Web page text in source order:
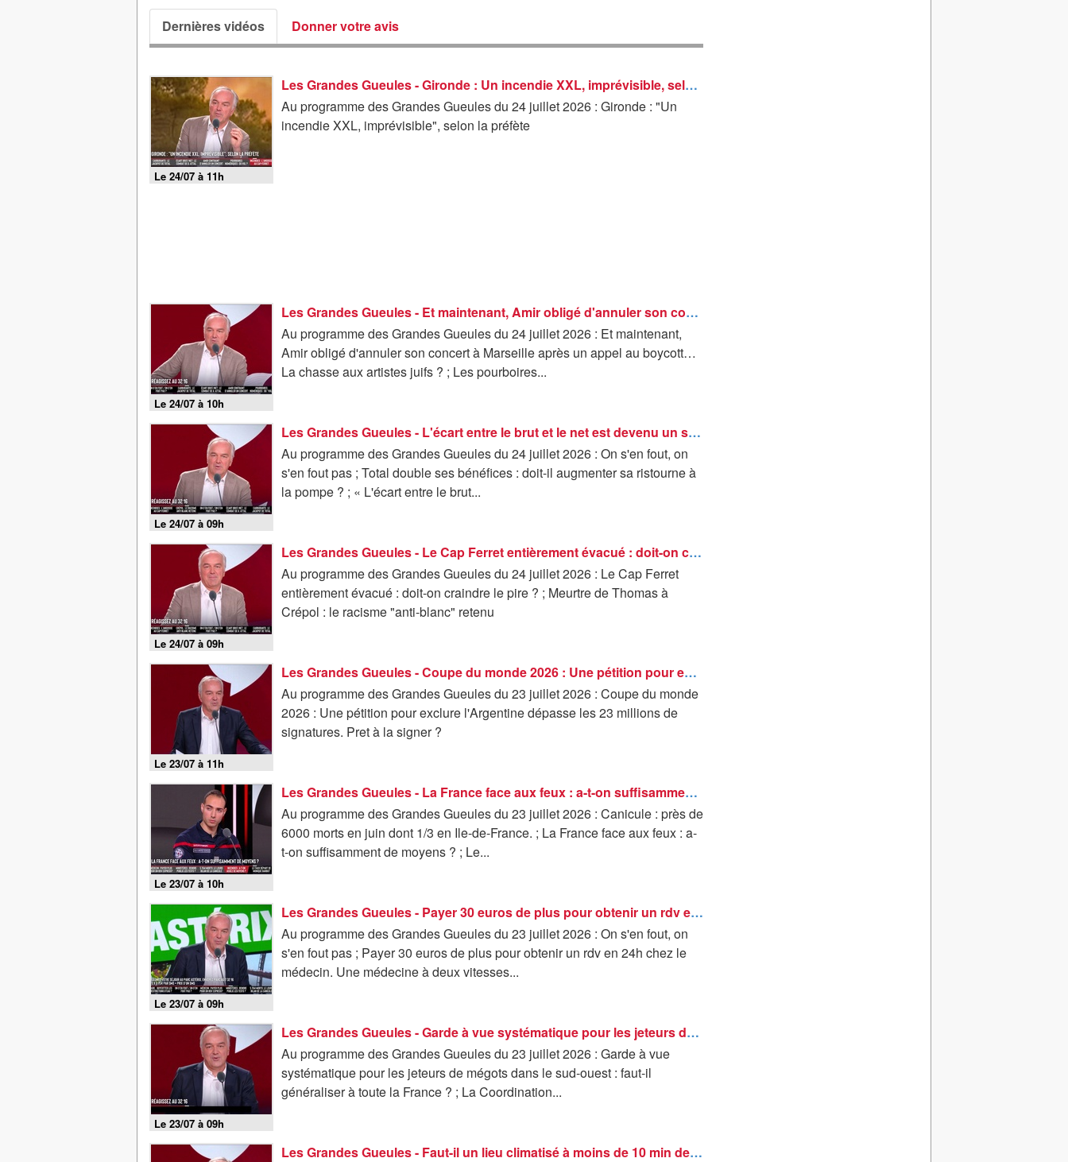
Dernières vidéos Donner votre avis
Le 24/07 à 11h
Les Grandes Gueules - Gironde : Un incendie XXL, imprévisible, selon la préfète
Au programme des Grandes Gueules du 24 juillet 2026 : Gironde : "Un
incendie XXL, imprévisible", selon la préfète
Le 24/07 à 10h
Les Grandes Gueules - Et maintenant, Amir obligé d'annuler son concert à Marseille après un appel au boycott… La chasse aux artistes juifs ?
Au programme des Grandes Gueules du 24 juillet 2026 : Et maintenant,
Amir obligé d'annuler son concert à Marseille après un appel au boycott…
La chasse aux artistes juifs ? ; Les pourboires...
Le 24/07 à 09h
Les Grandes Gueules - L'écart entre le brut et le net est devenu un scandale français : d'accord ou pas avec Gabriel Attal ?
Au programme des Grandes Gueules du 24 juillet 2026 : On s'en fout, on
s'en fout pas ; Total double ses bénéfices : doit-il augmenter sa ristourne à
la pompe ? ; « L'écart entre le brut...
Le 24/07 à 09h
Les Grandes Gueules - Le Cap Ferret entièrement évacué : doit-on craindre le pire ?
Au programme des Grandes Gueules du 24 juillet 2026 : Le Cap Ferret
entièrement évacué : doit-on craindre le pire ? ; Meurtre de Thomas à
Crépol : le racisme "anti-blanc" retenu
Le 23/07 à 11h
Les Grandes Gueules - Coupe du monde 2026 : Une pétition pour exclure l'Argentine dépasse les 23 millions de signatures. Pret à la signer ?
Au programme des Grandes Gueules du 23 juillet 2026 : Coupe du monde
2026 : Une pétition pour exclure l'Argentine dépasse les 23 millions de
signatures. Pret à la signer ?
Le 23/07 à 10h
Les Grandes Gueules - La France face aux feux : a-t-on suffisamment de moyens ?
Au programme des Grandes Gueules du 23 juillet 2026 : Canicule : près de
6000 morts en juin dont 1/3 en Ile-de-France. ; La France face aux feux : a-
t-on suffisamment de moyens ? ; Le...
Le 23/07 à 09h
Les Grandes Gueules - Payer 30 euros de plus pour obtenir un rdv en 24h chez le médecin. Une médecine à deux vitesses ?
Au programme des Grandes Gueules du 23 juillet 2026 : On s'en fout, on
s'en fout pas ; Payer 30 euros de plus pour obtenir un rdv en 24h chez le
médecin. Une médecine à deux vitesses...
Le 23/07 à 09h
Les Grandes Gueules - Garde à vue systématique pour les jeteurs de mégots dans le sud-ouest : faut-il généraliser à toute la France ?
Au programme des Grandes Gueules du 23 juillet 2026 : Garde à vue
systématique pour les jeteurs de mégots dans le sud-ouest : faut-il
généraliser à toute la France ? ; La Coordination...
Les Grandes Gueules - Faut-il un lieu climatisé à moins de 10 min de chaque Français ?